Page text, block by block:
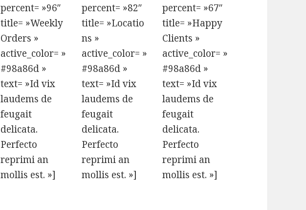
percent= »96″
title= »Weekly
Orders »
active_color= »
#98a86d »
text= »Id vix
laudems de
feugait
delicata.
Perfecto
reprimi an
mollis est. »]
percent= »82″
title= »Locatio
ns »
active_color= »
#98a86d »
text= »Id vix
laudems de
feugait
delicata.
Perfecto
reprimi an
mollis est. »]
percent= »67″
title= »Happy
Clients »
active_color= »
#98a86d »
text= »Id vix
laudems de
feugait
delicata.
Perfecto
reprimi an
mollis est. »]